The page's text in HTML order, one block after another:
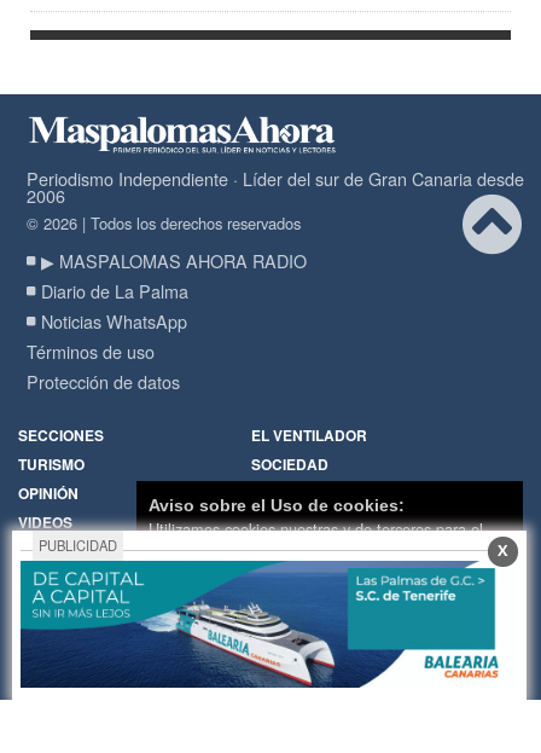
Periodismo Independiente · Líder del sur de Gran Canaria desde
2006
© 2026 | Todos los derechos reservados
▶ MASPALOMAS AHORA RADIO
Diario de La Palma
Noticias WhatsApp
Términos de uso
Protección de datos
SECCIONES
EL VENTILADOR
TURISMO
SOCIEDAD
OPINIÓN
VIDEOS
RADIO
Política de Cookies
Hemeroteca
Encuestas
Cartas de los lectores
Fotos de los lectores
Galerías de imágenes
Temas de actualidad
Principios Editoriales
Nosotros
Publicidad
PUBLICIDAD X
Aviso sobre el Uso de cookies:
Utilizamos cookies nuestras y de terceros para el
funcionamiento del digital. Puedes consultar la lista
de cookies y como desconectarlas.Ver nuestra
Política de Privacidad y Cookies
Aceptar Cookies
Personalizar